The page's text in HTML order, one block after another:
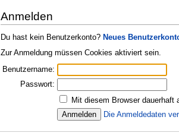
Anmelden
Du hast kein Benutzerkonto? Neues
Zur Anmeldung müssen Cookies aktiviert sein.
Benutzername:
Passwort:
Mit diesem Browser dauerhaft
Die Anmeldedaten